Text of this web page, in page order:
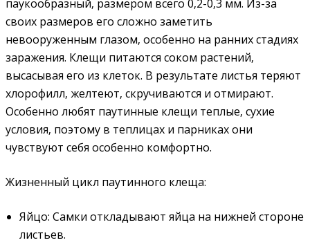
паукообразный‚ размером всего 0‚2-0‚3 мм. Из-за
своих размеров его сложно заметить
невооруженным глазом‚ особенно на ранних стадиях
заражения. Клещи питаются соком растений‚
высасывая его из клеток. В результате листья теряют
хлорофилл‚ желтеют‚ скручиваются и отмирают.
Особенно любят паутинные клещи теплые‚ сухие
условия‚ поэтому в теплицах и парниках они
чувствуют себя особенно комфортно.
Жизненный цикл паутинного клеща:
Яйцо: Самки откладывают яйца на нижней стороне
листьев.